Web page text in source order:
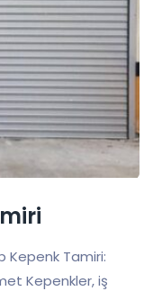
Kepenk Tamiri:
Kepenkler, iş